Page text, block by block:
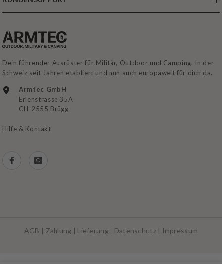
Dein führender Ausrüster für Militär, Outdoor und Camping. In der
Schweiz seit Jahren etabliert und nun auch europaweit für dich da.
Armtec GmbH
Erlenstrasse 35A
CH-2555 Brügg
Hilfe & Kontakt
AGB | Zahlung | Lieferung | Datenschutz| Impressum